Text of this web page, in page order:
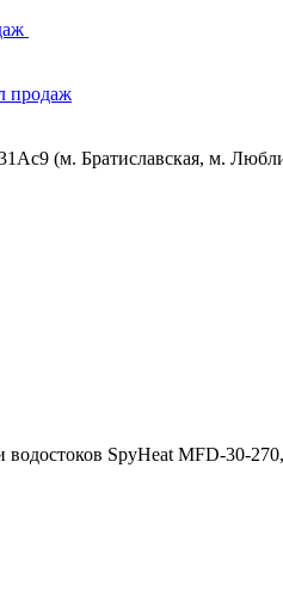
продаж
(м. Братиславская, м.
SpyHeat MFD-30-